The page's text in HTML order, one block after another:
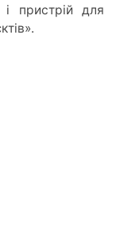
пристрій для